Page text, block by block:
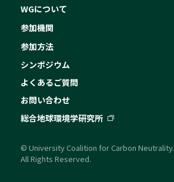
WGについて
参加機関
参加方法
シンポジウム
よくあるご質問
お問い合わせ
総合地球環境学研究所
© University Coalition for Carbon Neutrality.
All Rights Reserved.